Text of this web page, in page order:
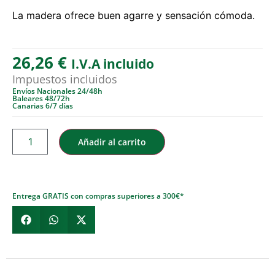
La madera ofrece buen agarre y sensación cómoda.
26,26 € I.V.A incluido
Impuestos incluidos
Envíos Nacionales 24/48h
Baleares 48/72h
Canarias 6/7 días
Añadir al carrito
Entrega GRATIS con compras superiores a 300€*